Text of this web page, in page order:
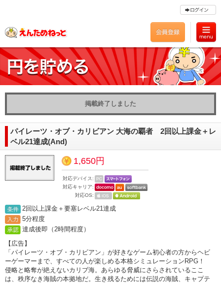
掲載終了しました
パイレーツ・オブ・カリビアン 大海の覇者 2回以上課金＋レ
ベル21達成(And)
1,650円
対応デバイス:
対応キャリア:
対応OS:
2回以上課金＋要塞レベル21達成
5分程度
達成後即（2時間程度）
【広告】
「パイレーツ・オブ・カリビアン」が好きなゲーム初心者の方からヘビ
ーゲーマーまで、すべての人が楽しめる本格シミュレーションRPG！
侵略と略奪が絶えないカリブ海。あらゆる脅威にさらされているここ
は、秩序なき海賊の本拠地だ。生き残るためには伝説の海賊、キャプテ